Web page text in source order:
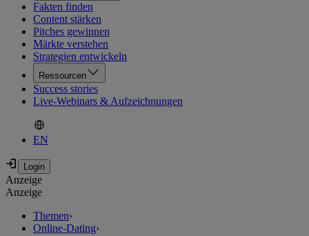
Fakten finden
Content stärken
Pitches gewinnen
Märkte verstehen
Strategien entwickeln
Ressourcen
Success stories
Live-Webinars & Aufzeichnungen
EN
Anzeige
Anzeige
Themen›
Online-Dating›